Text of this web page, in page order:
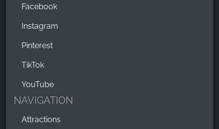
Facebook
Instagram
Pinterest
TikTok
YouTube
NAVIGATION
Attractions